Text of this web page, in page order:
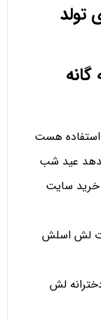
تولد
هست
عید شب
خرید سایت
لش اسلش
لش